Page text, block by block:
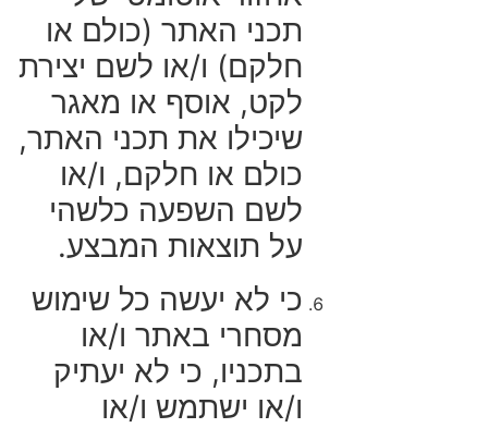
תכני האתר (כולם או
חלקם) ו/או לשם יצירת
לקט, אוסף או מאגר
שיכילו את תכני האתר,
כולם או חלקם, ו/או
לשם השפעה כלשהי
על תוצאות המבצע.
כי לא יעשה כל שימוש
מסחרי באתר ו/או
בתכניו, כי לא יעתיק
ו/או ישתמש ו/או